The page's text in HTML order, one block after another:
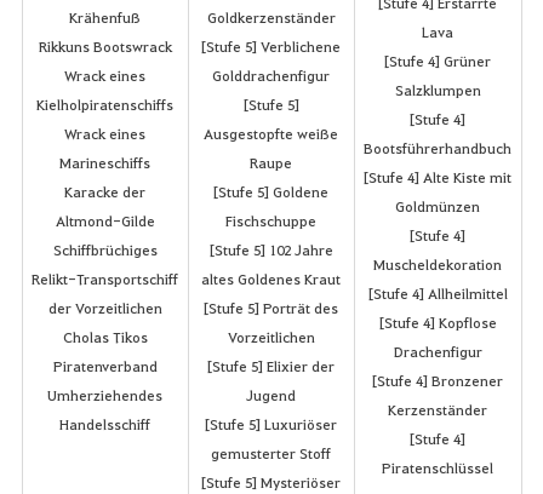
Krähenfuß
Rikkuns Bootswrack
Wrack eines
Kielholpiratenschiffs
Wrack eines
Marineschiffs
Karacke der
Altmond-Gilde
Schiffbrüchiges
Relikt-Transportschiff
der Vorzeitlichen
Cholas Tikos
Piratenverband
Umherziehendes
Handelsschiff
Goldkerzenständer
[Stufe 5] Verblichene
Golddrachenfigur
[Stufe 5]
Ausgestopfte weiße
Raupe
[Stufe 5] Goldene
Fischschuppe
[Stufe 5] 102 Jahre
altes Goldenes Kraut
[Stufe 5] Porträt des
Vorzeitlichen
[Stufe 5] Elixier der
Jugend
[Stufe 5] Luxuriöser
gemusterter Stoff
[Stufe 5] Mysteriöser
Lava
[Stufe 4] Grüner
Salzklumpen
[Stufe 4]
Bootsführerhandbuch
[Stufe 4] Alte Kiste mit
Goldmünzen
[Stufe 4]
Muscheldekoration
[Stufe 4] Allheilmittel
[Stufe 4] Kopflose
Drachenfigur
[Stufe 4] Bronzener
Kerzenständer
[Stufe 4]
Piratenschlüssel